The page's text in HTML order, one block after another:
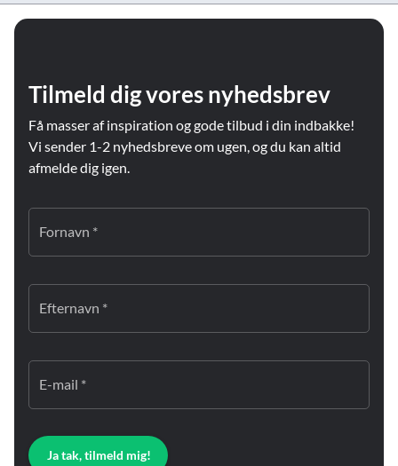
Tilmeld dig vores nyhedsbrev
Få masser af inspiration og gode tilbud i din indbakke!
Vi sender 1-2 nyhedsbreve om ugen, og du kan altid
afmelde dig igen.
Fornavn *
Efternavn *
E-mail *
Ja tak, tilmeld mig!